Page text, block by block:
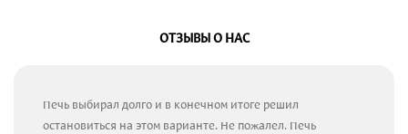
ОТЗЫВЫ О НАС
Печь выбирал долго и в конечном итоге решил
остановиться на этом варианте. Не пожалел. Печь